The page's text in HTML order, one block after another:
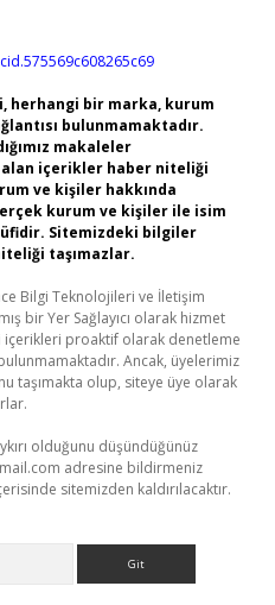
herhangi bir marka, kurum
bulunmamaktadır.
makaleler
alan içerikler haber niteliği
ve kişiler hakkında
kurum ve kişiler ile isim
Sitemizdeki bilgiler
taşımazlar.
Bilgi Teknolojileri ve İletişim
bir Yer Sağlayıcı olarak hizmet
proaktif olarak denetleme
Ancak, üyelerimiz
taşımakta olup, siteye üye olarak
olduğunu düşündüğünüz
adresine bildirmeniz
sitemizden kaldırılacaktır.